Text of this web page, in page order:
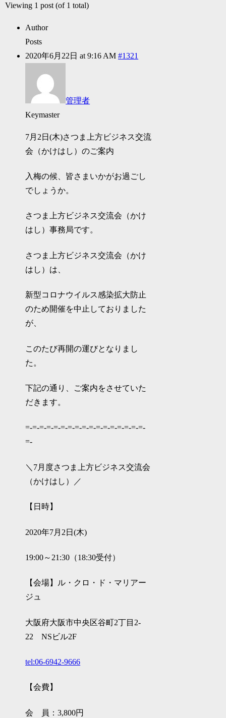
Viewing 1 post (of 1 total)
Author
Posts
2020年6月22日 at 9:16 AM #1321
管理者
Keymaster
7月2日(木)さつま上方ビジネス交流
会（かけはし）のご案内
入梅の候、皆さまいかがお過ごし
でしょうか。
さつま上方ビジネス交流会（かけ
はし）事務局です。
さつま上方ビジネス交流会（かけ
はし）は、
新型コロナウイルス感染拡大防止
のため開催を中止しておりました
が、
このたび再開の運びとなりまし
た。
下記の通り、ご案内をさせていた
だきます。
=-=-=-=-=-=-=-=-=-=-=-=-=-=-=-=-=-
=-
＼7月度さつま上方ビジネス交流会
（かけはし）／
【日時】
2020年7月2日(木)
19:00～21:30（18:30受付）
【会場】ル・クロ・ド・マリアー
ジュ
大阪府大阪市中央区谷町2丁目2-
22 NSビル2F
tel:06-6942-9666
【会費】
会 員：3,800円